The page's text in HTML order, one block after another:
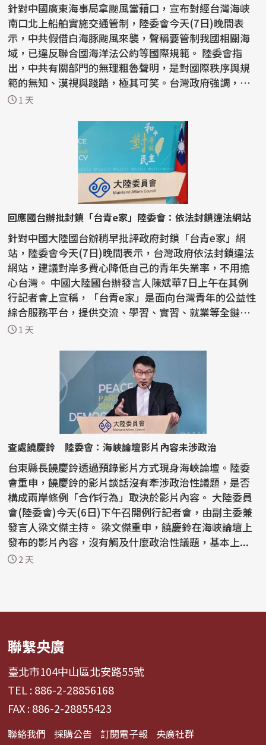
針對中國廣東海事局拿颱風當藉口，宣布對經台灣海峽
南口北上船舶實施交通管制，陸委會今天(7日)晚間表
示，中共假借白海豚颱風來襲，聲稱要管制我國相關海
域，已違反聯合國海洋法公約等國際規範。 陸委會指
出，中共有關部門的無理粗魯聲明，是對國際秩序與規
範的無知、漠視與踐踏，極其可笑。台灣政府強調，中
共沒有任...
1 天
回應國台辦批封鎖「台青e家」陸委會：依法封鎖違法網站
針對中國大陸國台辦稍早批評政府封鎖「台青e家」網
站，陸委會今天(7日)晚間表示，台灣政府依法封鎖違法
網站，建議對岸多費心降低自己的青年失業率，不用擔
心台灣。 中國大陸國台辦發言人陳斌華7日上午在其例
行記者會上宣稱，「台青e家」是面向台灣青年的公益性
綜合服務平台，提供交流、學習、實習、就業等全鏈條
資訊。...
1 天
查處饒慶鈴 陸委會：海峽論壇影片內容未涉政治
台東縣長饒慶鈴透過預錄影片方式現身海峽論壇。陸委
會重申，饒慶鈴的影片談話沒有牽涉政治性議題，是否
構成兩岸條例「合作行為」取決於影片內容。 大陸委員
會(陸委會)今天(6日)下午召開例行記者會，由副主委兼
發言人梁文傑主持。 梁文傑重申，饒慶鈴在海峽論壇上
發布的影片內容，沒有觸及什麼政治性議題，基本上...
2 天
聯繫央廣
臺北市104中山區北安路55號
TEL : 886-2-28856168
FAX : 886-2-28855423
聯絡我們 採購公告 訂閱電子報 央廣社群